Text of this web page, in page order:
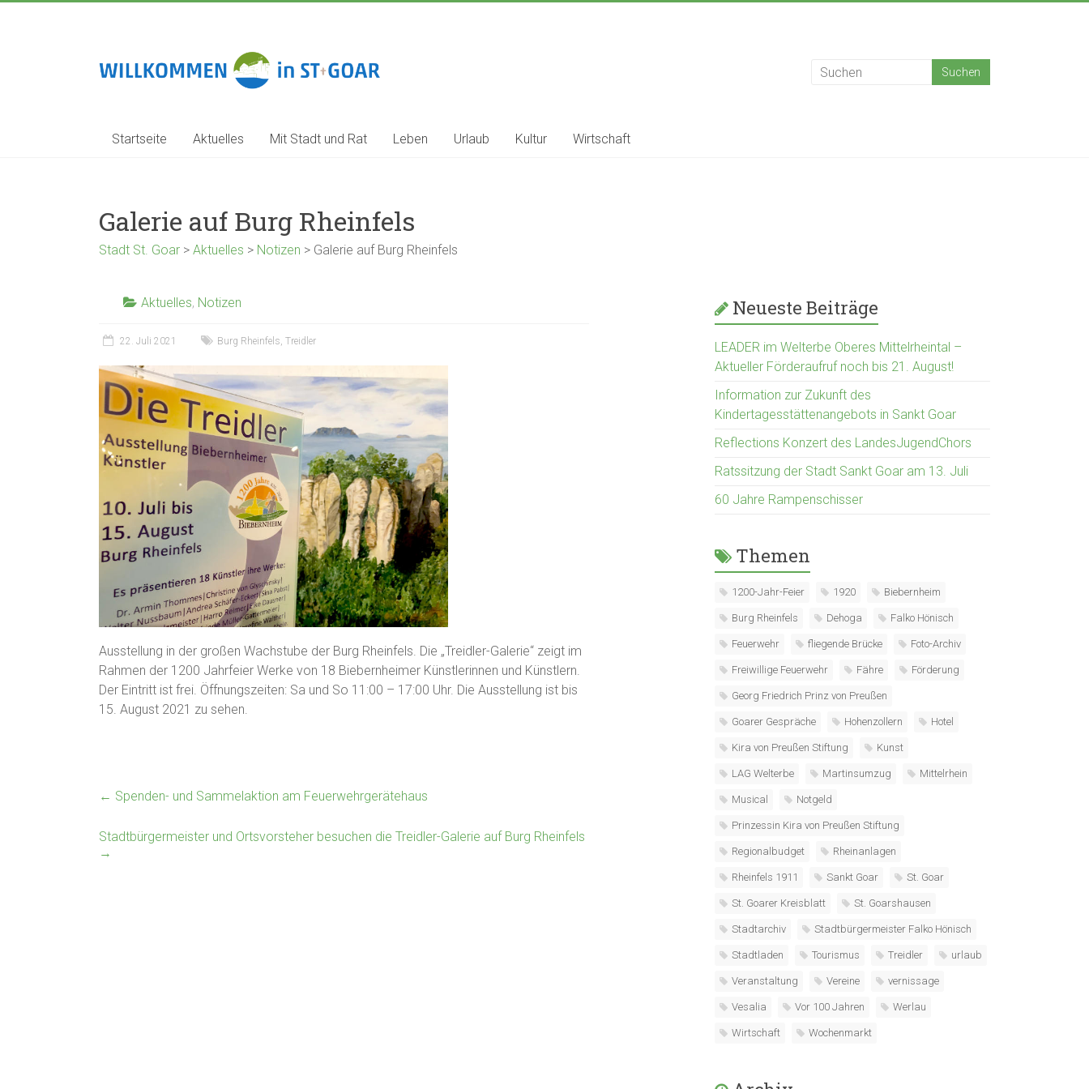
Stadt
Goar
Startseite Aktuelles Mit Stadt und Rat Leben Urlaub Kultur Wirtschaft
Galerie auf Burg Rheinfels
Stadt St. Goar > Aktuelles > Notizen > Galerie auf Burg Rheinfels
Aktuelles, Notizen
22. Juli 2021 Burg Rheinfels, Treidler
Ausstellung in der großen Wachstube der Burg Rheinfels. Die „Treidler-Galerie“ zeigt im
Rahmen der 1200 Jahrfeier Werke von 18 Biebernheimer Künstlerinnen und Künstlern.
Der Eintritt ist frei. Öffnungszeiten: Sa und So 11:00 – 17:00 Uhr. Die Ausstellung ist bis
15. August 2021 zu sehen.
← Spenden- und Sammelaktion am Feuerwehrgerätehaus
Stadtbürgermeister und Ortsvorsteher besuchen die Treidler-Galerie auf Burg Rheinfels
→
Neueste Beiträge
LEADER im Welterbe Oberes Mittelrheintal –
Aktueller Förderaufruf noch bis 21. August!
Information zur Zukunft des
Kindertagesstättenangebots in Sankt Goar
Reflections Konzert des LandesJugendChors
Ratssitzung der Stadt Sankt Goar am 13. Juli
60 Jahre Rampenschisser
Themen
1200-Jahr-Feier 1920 Biebernheim
Burg Rheinfels Dehoga Falko Hönisch
Feuerwehr fliegende Brücke Foto-Archiv
Freiwillige Feuerwehr Fähre Förderung
Georg Friedrich Prinz von Preußen
Goarer Gespräche Hohenzollern Hotel
Kira von Preußen Stiftung Kunst
LAG Welterbe Martinsumzug Mittelrhein
Musical Notgeld
Prinzessin Kira von Preußen Stiftung
Regionalbudget Rheinanlagen
Rheinfels 1911 Sankt Goar St. Goar
St. Goarer Kreisblatt St. Goarshausen
Stadtarchiv Stadtbürgermeister Falko Hönisch
Stadtladen Tourismus Treidler urlaub
Veranstaltung Vereine vernissage
Vesalia Vor 100 Jahren Werlau
Wirtschaft Wochenmarkt